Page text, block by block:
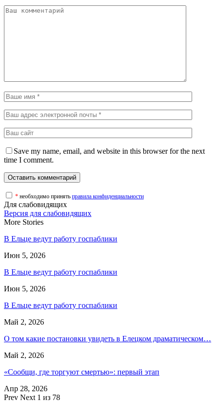
Save my name, email, and website in this browser for the next
time I comment.
* необходимо принять правила конфиденциальности
Для слабовидящих
Версия для слабовидящих
More Stories
В Ельце ведут работу госпаблики
Июн 5, 2026
В Ельце ведут работу госпаблики
Июн 5, 2026
В Ельце ведут работу госпаблики
Май 2, 2026
О том какие постановки увидеть в Елецком драматическом…
Май 2, 2026
«Сообщи, где торгуют смертью»: первый этап
Апр 28, 2026
Prev Next 1 из 78